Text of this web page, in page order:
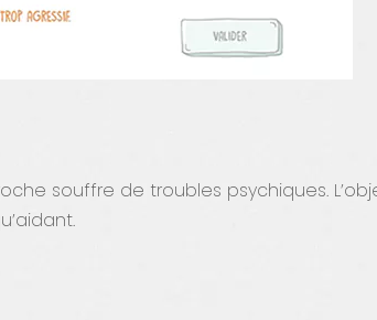
souffre de troubles psychiques.